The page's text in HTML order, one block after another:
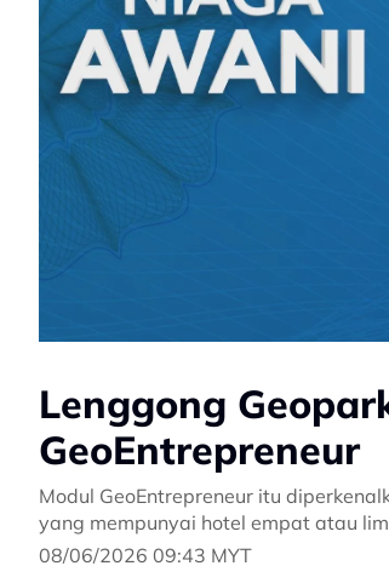
Lenggong
GeoEntrepreneur
Modul GeoEntrepreneur itu
yang mempunyai hotel empat atau
08/06/2026 09:43 MYT